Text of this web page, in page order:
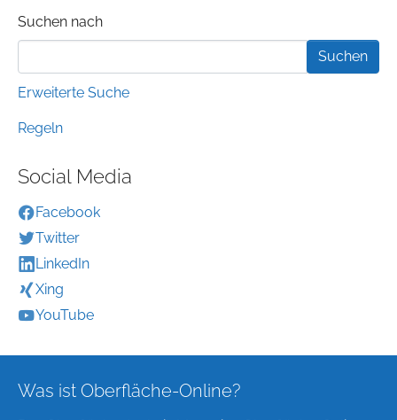
Suchformular
Suchen nach
Erweiterte Suche
Regeln
Social Media
Facebook
Twitter
LinkedIn
Xing
YouTube
Was ist Oberfläche-Online?